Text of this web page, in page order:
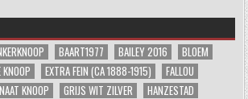
BAART1977 BAILEY 2016
BLOEM
KNOOP EXTRA FEIN (CA 1888-1915)
FALLOU
KNOOP GRIJS WIT ZILVER
HANZESTAD